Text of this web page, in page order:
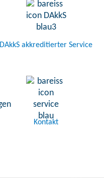
DAkkS akkreditierter Service
Kontakt